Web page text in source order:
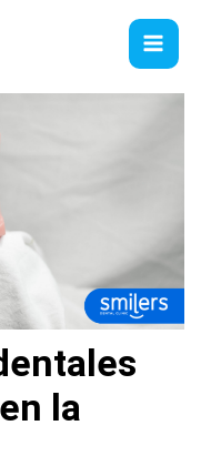
la